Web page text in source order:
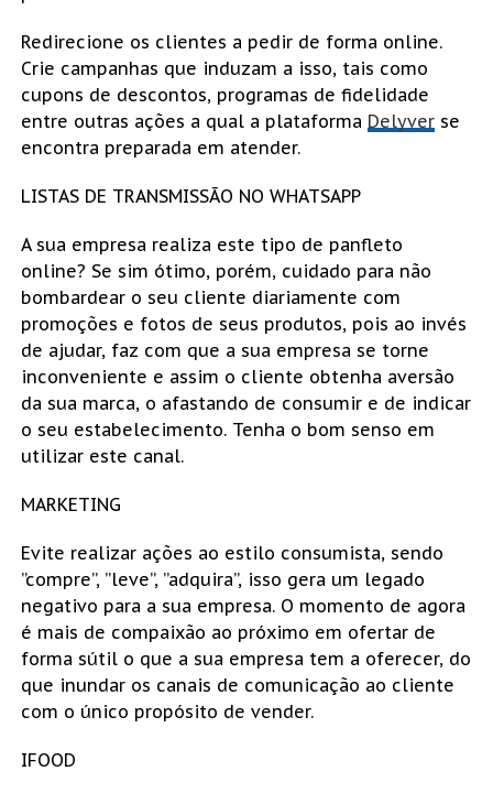
Redirecione os clientes a pedir de forma online.
Crie campanhas que induzam a isso, tais como
cupons de descontos, programas de fidelidade
entre outras ações a qual a plataforma Delyverse
encontra preparada em atender.
LISTAS DE TRANSMISSÃO NO WHATSAPP
A sua empresa realiza este tipo de panfleto
online? Se sim ótimo, porém, cuidado para não
bombardear o seu cliente diariamente com
promoções e fotos de seus produtos, pois ao invés
de ajudar, faz com que a sua empresa se torne
inconveniente e assim o cliente obtenha aversão
da sua marca, o afastando de consumir e de indicar
o seu estabelecimento. Tenha o bom senso em
utilizar este canal.
MARKETING
Evite realizar ações ao estilo consumista, sendo
”compre”, ”leve”, ”adquira”, isso gera um legado
negativo para a sua empresa. O momento de agora
é mais de compaixão ao próximo em ofertar de
forma sútil o que a sua empresa tem a oferecer, do
que inundar os canais de comunicação ao cliente
com o único propósito de vender.
IFOOD